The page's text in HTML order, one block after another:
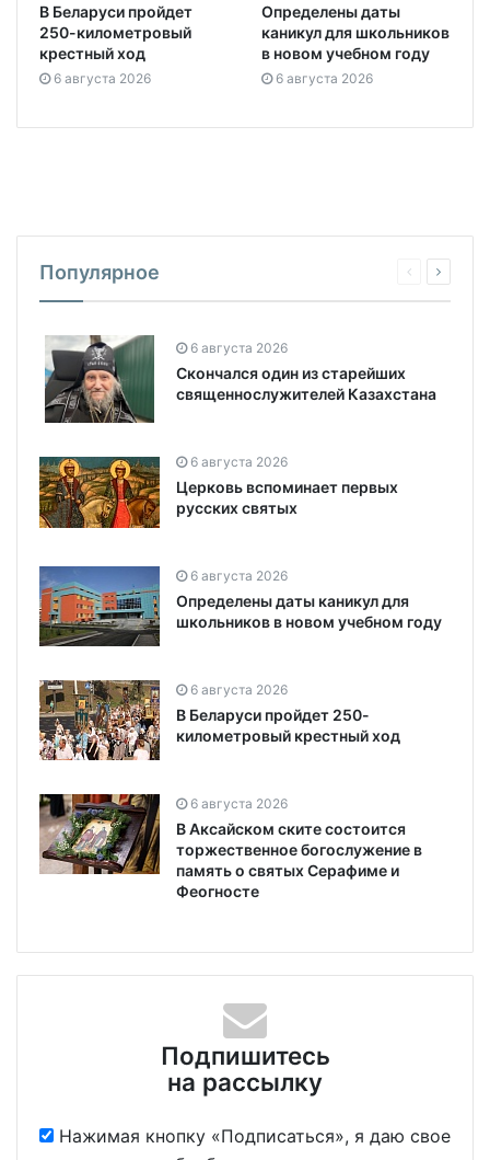
В Беларуси пройдет
250-километровый
крестный ход
6 августа 2026
Определены даты
каникул для школьников
в новом учебном году
6 августа 2026
Популярное
6 августа 2026
Скончался один из старейших
священнослужителей Казахстана
6 августа 2026
Церковь вспоминает первых
русских святых
6 августа 2026
Определены даты каникул для
школьников в новом учебном году
6 августа 2026
В Беларуси пройдет 250-
километровый крестный ход
6 августа 2026
В Аксайском ските состоится
торжественное богослужение в
память о святых Серафиме и
Феогносте
Подпишитесь
на рассылку
Нажимая кнопку «Подписаться», я даю свое